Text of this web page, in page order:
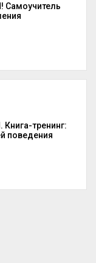
тренинг:
поведения